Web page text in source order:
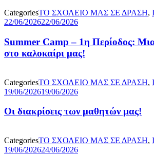
CategoriesΤΟ ΣΧΟΛΕΙΟ ΜΑΣ ΣΕ ΔΡΑΣΗ,
22/06/202622/06/2026
Summer Camp – 1η Περίοδος:
στο καλοκαίρι μας!
CategoriesΤΟ ΣΧΟΛΕΙΟ ΜΑΣ ΣΕ ΔΡΑΣΗ,
19/06/202619/06/2026
Οι διακρίσεις των μαθητών μας!
CategoriesΤΟ ΣΧΟΛΕΙΟ ΜΑΣ ΣΕ ΔΡΑΣΗ,
19/06/202624/06/2026